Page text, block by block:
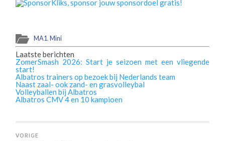
MA1,Mini
Laatste berichten
ZomerSmash 2026: Start je seizoen met een vliegende
start!
Albatros trainers op bezoek bij Nederlands team
Naast zaal- ook zand- en grasvolleybal
Volleyballen bij Albatros
Albatros CMV 4 en 10 kampioen
VORIGE